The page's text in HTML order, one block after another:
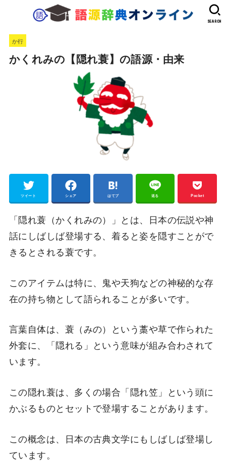
SEARCH
か行
かくれみの【隠れ蓑】の語源・由来
ツイート シェア はてブ 送る Pocket
「隠れ蓑（かくれみの）」とは、日本の伝説や神
話にしばしば登場する、着ると姿を隠すことがで
きるとされる蓑です。
このアイテムは特に、鬼や天狗などの神秘的な存
在の持ち物として語られることが多いです。
言葉自体は、蓑（みの）という藁や草で作られた
外套に、「隠れる」という意味が組み合わされて
います。
この隠れ蓑は、多くの場合「隠れ笠」という頭に
かぶるものとセットで登場することがあります。
この概念は、日本の古典文学にもしばしば登場し
ています。